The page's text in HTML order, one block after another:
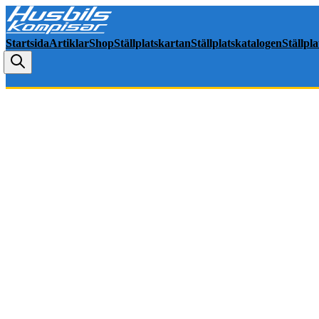
StartsidaArtiklarShopStällplatskartanStällplatskatalogen